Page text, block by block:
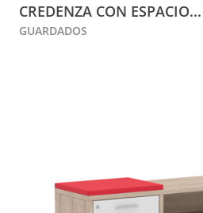
CREDENZA CON ESPACIO...
GUARDADOS